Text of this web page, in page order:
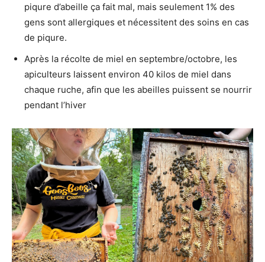
piqure d’abeille ça fait mal, mais seulement 1% des
gens sont allergiques et nécessitent des soins en cas
de piqure.
Après la récolte de miel en septembre/octobre, les
apiculteurs laissent environ 40 kilos de miel dans
chaque ruche, afin que les abeilles puissent se nourrir
pendant l’hiver